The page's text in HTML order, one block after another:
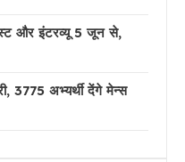
और इंटरव्यू 5 जून से,
3775 अभ्यर्थी देंगे मेन्स